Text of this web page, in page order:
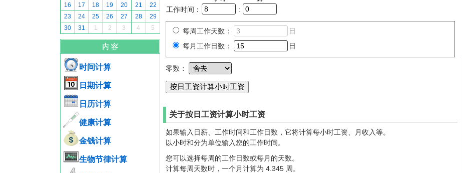
16
17 18 19 20 21
22
23
24 25 26 27 28
29
30
31 1 2 3 4 5
时间计算
日期计算
日历计算
健康计算
金钱计算
生物节律计算
工作时间：
:
每周工作天数：
日
每月工作日数：
日
零数：
关于按日工资计算小时工资
如果输入日薪、工作时间和工作日数，它将计算每小时工资、月收入等。
以小时和分为单位输入您的工作时间。
您可以选择每周的工作日数或每月的天数。
计算每周天数时，一个月计算为 4.345 周。